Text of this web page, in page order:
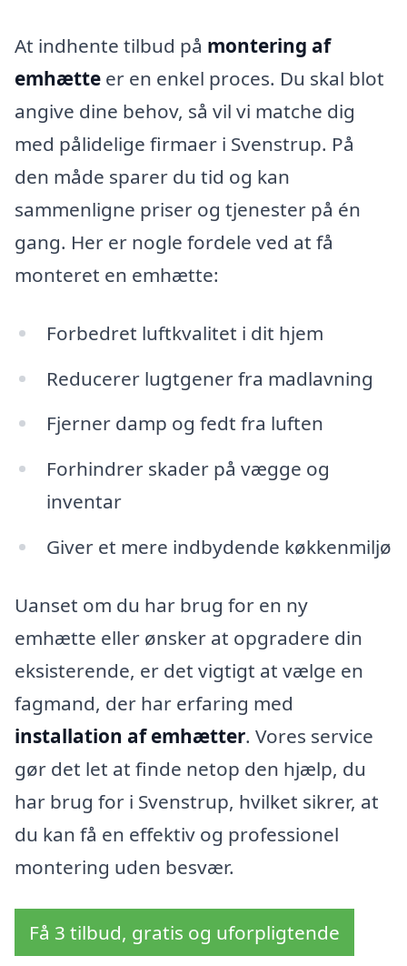
At indhente tilbud på montering af
emhætte er en enkel proces. Du skal blot
angive dine behov, så vil vi matche dig
med pålidelige firmaer i Svenstrup. På
den måde sparer du tid og kan
sammenligne priser og tjenester på én
gang. Her er nogle fordele ved at få
monteret en emhætte:
Forbedret luftkvalitet i dit hjem
Reducerer lugtgener fra madlavning
Fjerner damp og fedt fra luften
Forhindrer skader på vægge og
inventar
Giver et mere indbydende køkkenmiljø
Uanset om du har brug for en ny
emhætte eller ønsker at opgradere din
eksisterende, er det vigtigt at vælge en
fagmand, der har erfaring med
installation af emhætter. Vores service
gør det let at finde netop den hjælp, du
har brug for i Svenstrup, hvilket sikrer, at
du kan få en effektiv og professionel
montering uden besvær.
Få 3 tilbud, gratis og uforpligtende